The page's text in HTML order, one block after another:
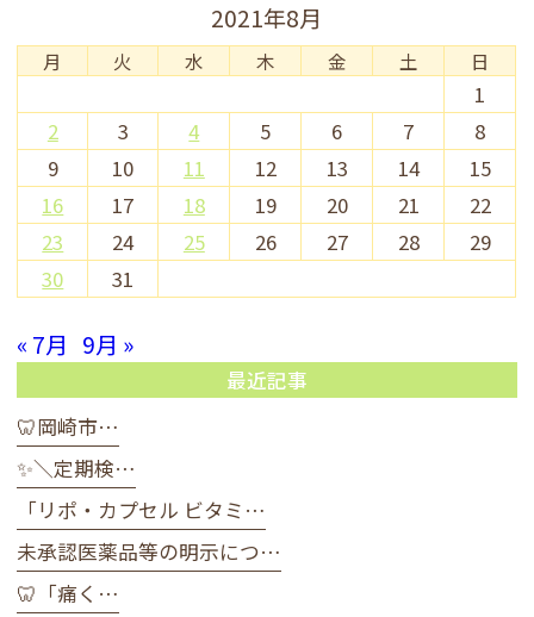
2021年8月
月 火 水 木 金 土 日
1
2
3 4 5 6 7
8
9
10 11 12 13 14
15
16
17 18 19 20 21
22
23
24 25 26 27 28
29
30
31
« 7月 9月 »
最近記事
🦷岡崎市…
✨＼定期検…
「リポ・カプセル ビタミ…
未承認医薬品等の明示につ…
🦷「痛く…